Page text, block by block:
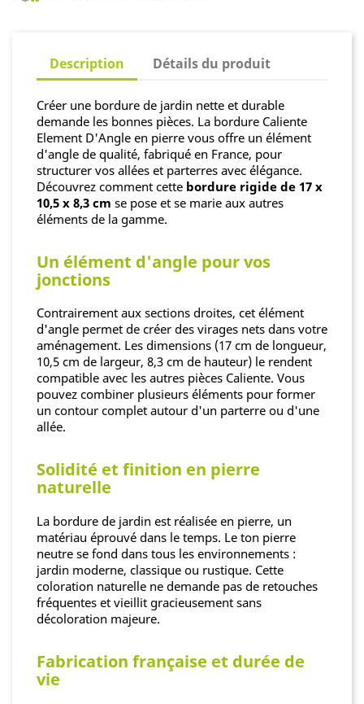
Description Détails du produit
Créer une bordure de jardin nette et durable
demande les bonnes pièces. La bordure Caliente
Element D'Angle en pierre vous offre un élément
d'angle de qualité, fabriqué en France, pour
structurer vos allées et parterres avec élégance.
Découvrez comment cette bordure rigide de 17 x
10,5 x 8,3 cm se pose et se marie aux autres
éléments de la gamme.
Un élément d'angle pour vos
jonctions
Contrairement aux sections droites, cet élément
d'angle permet de créer des virages nets dans votre
aménagement. Les dimensions (17 cm de longueur,
10,5 cm de largeur, 8,3 cm de hauteur) le rendent
compatible avec les autres pièces Caliente. Vous
pouvez combiner plusieurs éléments pour former
un contour complet autour d'un parterre ou d'une
allée.
Solidité et finition en pierre
naturelle
La bordure de jardin est réalisée en pierre, un
matériau éprouvé dans le temps. Le ton pierre
neutre se fond dans tous les environnements :
jardin moderne, classique ou rustique. Cette
coloration naturelle ne demande pas de retouches
fréquentes et vieillit gracieusement sans
décoloration majeure.
Fabrication française et durée de
vie